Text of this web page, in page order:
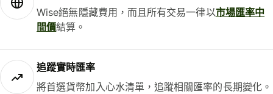
Wise絕無隱藏費用，而且所有交易一律以市場匯率中
間價結算。
追蹤實時匯率
將首選貨幣加入心水清單，追蹤相關匯率的長期變化。